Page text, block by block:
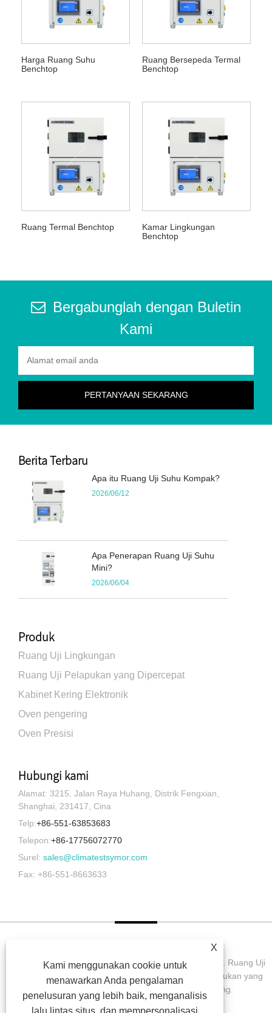
Harga Ruang Suhu
Benchtop
Ruang Bersepeda Termal
Benchtop
Ruang Termal Benchtop
Kamar Lingkungan
Benchtop
Bergabunglah dengan Buletin
Kami
Berita Terbaru
Apa itu Ruang Uji Suhu Kompak?
2026/06/12
Apa Penerapan Ruang Uji Suhu
Mini?
2026/06/04
Produk
Ruang Uji Lingkungan
Ruang Uji Pelapukan yang Dipercepat
Kabinet Kering Elektronik
Oven pengering
Oven Presisi
Hubungi kami
Alamat: 3215, Jalan Raya Huhang, Distrik Fengxian,
Shanghai, 231417, Cina
Telp:+86-551-63853683
Telepon:+86-17756072770
Surel: sales@climatestsymor.com
Fax: +86-551-8663633
Hak Cipta © 2022 Symor Instrument Equipment Co., Ltd. Ruang Uji
Lingkungan, Kabinet Kering Elektronik, Ruang Uji Pelapukan yang
Dipercepat Semua Hak dilindungi undang-undang.
X
Kami menggunakan cookie untuk
menawarkan Anda pengalaman
penelusuran yang lebih baik, menganalisis
lalu lintas situs, dan mempersonalisasi